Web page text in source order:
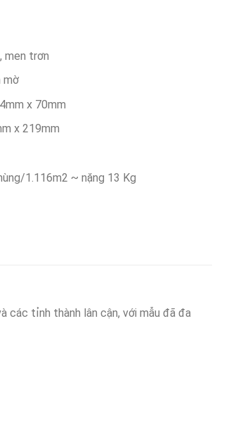
men trơn
mờ
x 70mm
x 219mm
1.116m2 ~ nặng 13 Kg
các tỉnh thành lân cận, với mẫu đã đa